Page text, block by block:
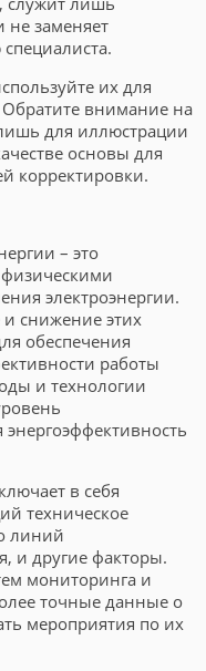
не заменяет
их для
Обратите внимание на
для иллюстрации
основы для
корректировки.
– это
электроэнергии.
снижение этих
обеспечения
работы
и технологии
в себя
техническое
линий
и другие факторы.
мониторинга и
точные данные о
мероприятия по их